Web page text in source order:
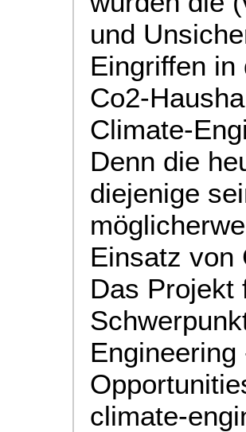
und
Eingriffen
Co2-
Climate-
Denn die
diejenige
Einsatz von
Das Projekt
climate-